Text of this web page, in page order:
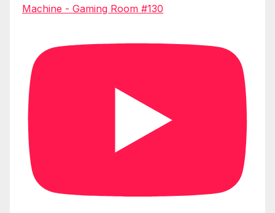
Machine - Gaming Room #130